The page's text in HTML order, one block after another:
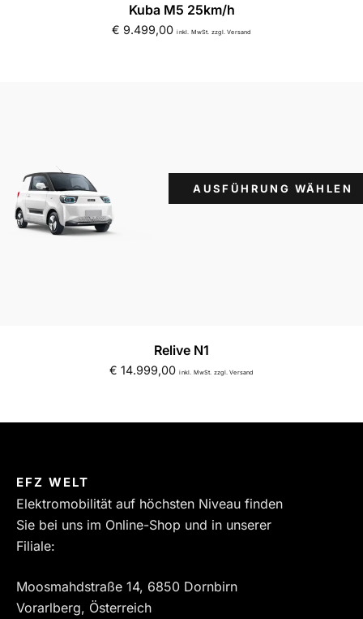
Kuba M5 25km/h
€ 9.499,00 inkl. MwSt. zzgl. Versand
AUSFÜHRUNG WÄHLEN
Relive N1
€ 14.999,00 inkl. MwSt. zzgl. Versand
EFZ WELT
Elektromobilität auf höchsten Niveau finden
Sie bei uns im Online-Shop und in unserer
Filiale:
Moosmahdstraße 14, 6850 Dornbirn
Vorarlberg, Österreich